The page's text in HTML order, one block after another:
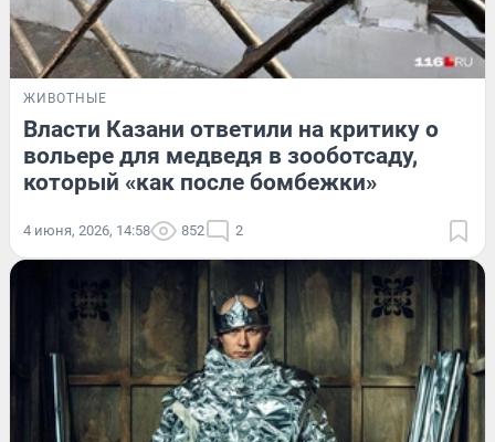
ЖИВОТНЫЕ
Власти Казани ответили на критику о
вольере для медведя в зооботсаду,
который «как после бомбежки»
4 июня, 2026, 14:58 852 2